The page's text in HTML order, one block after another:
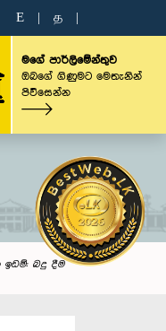
E த
මගේ පාර්ලිමේන්තුව
ඔබගේ ගිණුමට මෙතැනින්
පිවිසෙන්න
ඉඩම්: බදු දීම